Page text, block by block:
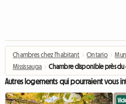
Chambres chez l'habitant › Ontario ›
Mississauga › Chambre disponible près du
Autres logements qui pourraient vous